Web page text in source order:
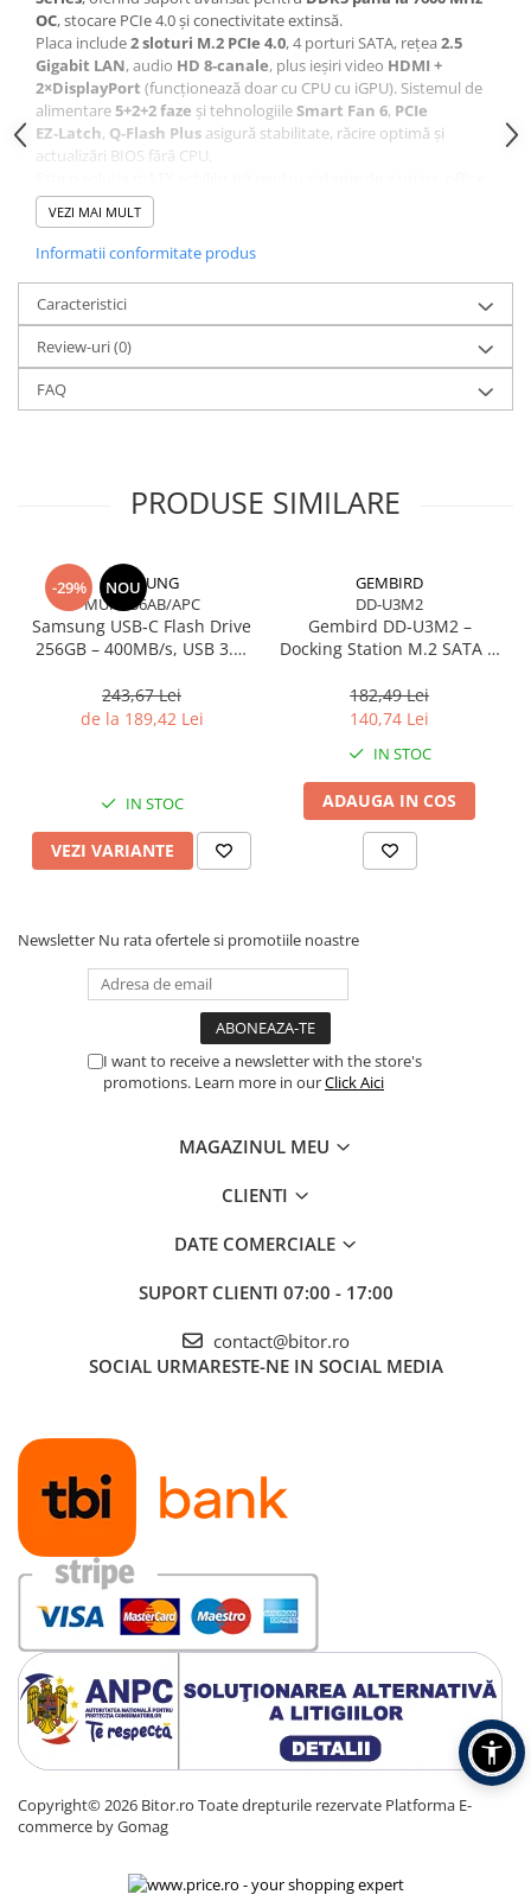
Plottere & Scannere
Scannere
Scannere Documente
TV, Audio-Video & Multimedia
Monitoare
Monitoare Business
Accesorii
Accesorii Audio-Video
Accesorii Căști & Microfoane
Cabluri & Adaptoare Audio-Video
Suporturi - altele
Suporturi TV Birou
Boxe PC & Soundbar
Camere Foto & Sisteme Optice
Webcam
Caști & Microfoane
Căști Gaming & Consumer
Microfoane & Reportofoane
Ecrane Digital Signage
Ecrane Touchscreen Digital Signage
Proiectoare
Proiectoare Consumer
Plăci de baza
Plăci de Bază Intel
SSD Interne
Memorii Laptop
Memorii Flash
Stick-uri USB
Memorii Server
Surse de alimentare
Surse de Alimentare PC
Ventilatoare & Sisteme de Răcire
Răcire PC
Ventilatoare & Sisteme de Răcire
Carcase
Accesorii componente - altele
Unități optice
OC, stocare PCIe 4.0 și conectivitate extinsă.
Placa include2 sloturi M.2 PCIe 4.0, 4 porturi SATA, rețea 2.5
Gigabit LAN, audio HD 8‑canale, plus ieșiri video HDMI +
2×DisplayPort (funcționează doar cu CPU cu iGPU). Sistemul de
alimentare5+2+2 faze și tehnologiileSmart Fan 6, PCIe
EZ‑Latch, Q‑Flash Plus asigură stabilitate, răcire optimă și
actualizări BIOS fără CPU.
avansat sau workstation compact.
VEZI MAI MULT
Informatii conformitate produs
Caracteristici
Review-uri(0)
FAQ
PRODUSE SIMILARE
-29% NOU
SAMSUNG
MUF-256AB/APC
Samsung USB‑C Flash Drive
256GB – 400MB/s, USB 3.1,
243,67 Lei
de la 189,42 Lei
IN STOC
VEZI VARIANTE
GEMBIRD
DD-U3M2
Gembird DD‑U3M2 –
Docking Station M.2 SATA &
Black
182,49 Lei
140,74 Lei
IN STOC
ADAUGA IN COS
Newsletter Nu rata ofertele si promotiile noastre
I want to receive a newsletter with the store's
promotions. Learn more in ourClick Aici
MAGAZINUL MEU
CLIENTI
DATE COMERCIALE
SUPORT CLIENTI 07:00 - 17:00
contact@bitor.ro
SOCIAL URMARESTE-NE IN SOCIAL MEDIA
Copyright© 2026 Bitor.ro Toate drepturile rezervate Platforma E-
commerce by Gomag